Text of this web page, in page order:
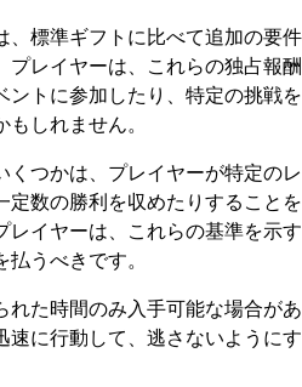
、標準ギフトに比べて追加の要件
プレイヤーは、これらの独占報酬
ントに参加したり、特定の挑戦を
しれません。
くつかは、プレイヤーが特定のレ
定数の勝利を収めたりすることを
レイヤーは、これらの基準を示す
うべきです。
れた時間のみ入手可能な場合があ
速に行動して、逃さないようにす